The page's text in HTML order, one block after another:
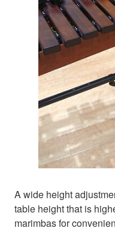
A wide height
table height that is
marimbas for